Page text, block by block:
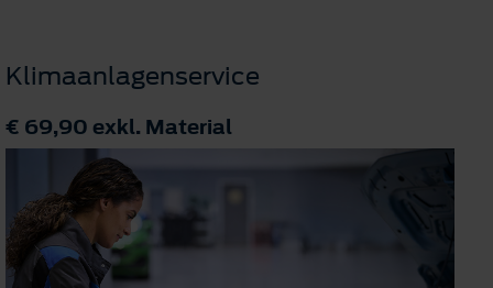
Klimaanlagenservice
€ 69,90 exkl. Material